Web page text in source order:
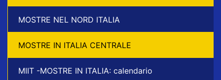
MOSTRE NEL NORD ITALIA
MOSTRE IN ITALIA CENTRALE
MIIT -MOSTRE IN ITALIA: calendario